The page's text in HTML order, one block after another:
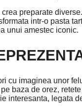
preparate
intr-o pasta
unui amestec iconic.
cu imaginea unor
baza de orez,
interesanta, legata